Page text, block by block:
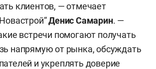
клиентов, — отмечает
Денис Самарин. —
встречи помогают получать
напрямую от рынка, обсуждать
и укреплять доверие